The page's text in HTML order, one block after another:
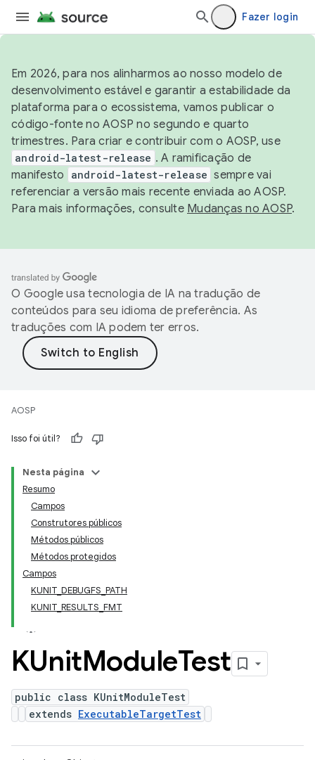
Fazer login
Em 2026, para nos alinharmos ao nosso modelo de
desenvolvimento estável e garantir a estabilidade da
plataforma para o ecossistema, vamos publicar o
código-fonte no AOSP no segundo e quarto
trimestres. Para criar e contribuir com o AOSP, use
android-latest-release . A ramificação de
manifesto
android-latest-release sempre vai
referenciar a versão mais recente enviada ao AOSP.
Para mais informações, consulte Mudanças no AOSP.
O Google usa tecnologia de IA na tradução de
conteúdos para seu idioma de preferência. As
traduções com IA podem ter erros.
AOSP
Isso foi útil?
Nesta página
Resumo
Campos
Construtores públicos
Métodos públicos
Métodos protegidos
Campos
KUNIT_DEBUGFS_PATH
KUNIT_RESULTS_FMT
KUnitModuleTest
public class KUnitModuleTest
extends ExecutableTargetTest